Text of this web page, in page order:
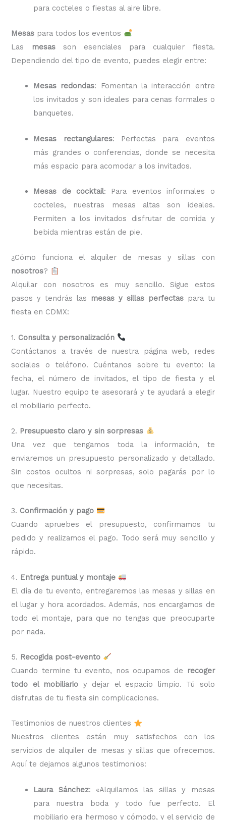
para cocteles o fiestas al aire libre.
Mesas para todos los eventos
Las
mesasson esenciales para cualquier fiesta.
Dependiendo del tipo de evento, puedes elegir entre:
Mesas redondas: Fomentan la interacción entre
los invitados y son ideales para cenas formales o
banquetes.
Mesas rectangulares: Perfectas para eventos
más grandes o conferencias, donde se necesita
más espacio para acomodar a los invitados.
Mesas de cocktail: Para eventos informales o
cocteles, nuestras mesas altas son ideales.
Permiten a los invitados disfrutar de comida y
bebida mientras están de pie.
¿Cómo funciona el alquiler de mesas y sillas con
nosotros?
Alquilar con nosotros es muy sencillo. Sigue estos
pasos y tendrás las
mesas y sillas perfectaspara tu
fiesta en CDMX:
1. Consulta y personalización
Contáctanos a través de nuestra página web, redes
sociales o teléfono. Cuéntanos sobre tu evento: la
fecha, el número de invitados, el tipo de fiesta y el
lugar. Nuestro equipo te asesorará y te ayudará a elegir
el mobiliario perfecto.
2. Presupuesto claro y sin sorpresas
Una vez que tengamos toda la información, te
enviaremos un presupuesto personalizado y detallado.
Sin costos ocultos ni sorpresas, solo pagarás por lo
que necesitas.
3. Confirmación y pago
Cuando apruebes el presupuesto, confirmamos tu
pedido y realizamos el pago. Todo será muy sencillo y
rápido.
4. Entrega puntual y montaje
El día de tu evento, entregaremos las mesas y sillas en
el lugar y hora acordados. Además, nos encargamos de
todo el montaje, para que no tengas que preocuparte
por nada.
5. Recogida post-evento
Cuando termine tu evento, nos ocupamos de
recoger
todo el mobiliario y dejar el espacio limpio. Tú solo
disfrutas de tu fiesta sin complicaciones.
Testimonios de nuestros clientes
Nuestros clientes están muy satisfechos con los
servicios de alquiler de mesas y sillas que ofrecemos.
Aquí te dejamos algunos testimonios:
Laura Sánchez: «Alquilamos las sillas y mesas
para nuestra boda y todo fue perfecto. El
mobiliario era hermoso y cómodo, y el servicio de